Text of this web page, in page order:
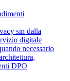
sin dalla
digitale
necessario
DPO